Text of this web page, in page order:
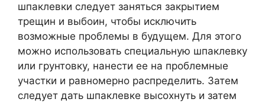
шпаклевки следует заняться закрытием
трещин и выбоин, чтобы исключить
возможные проблемы в будущем. Для этого
можно использовать специальную шпаклевку
или грунтовку, нанести ее на проблемные
участки и равномерно распределить. Затем
следует дать шпаклевке высохнуть и затем